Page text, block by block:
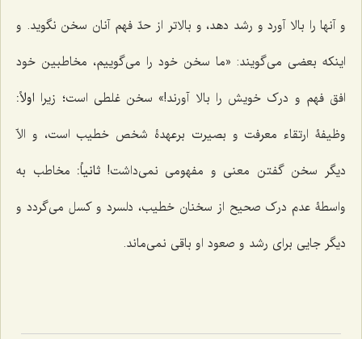
و آنها را بالا آورد و رشد دهد، و بالاتر از حدّ فهم آنان سخن نگوید. و
اینکه بعضی می‌گویند: «ما سخن خود را می‌گوییم، مخاطبین خود
افق فهم و درک خویش را بالا آورند!» سخن غلطی است؛ زیرا اولاً:
وظیفۀ ارتقاء معرفت و بصیرت برعهدۀ شخص خطیب است، و الاّ
دیگر سخن گفتن معنی و مفهومی نمی‌داشت! ثانیاً: مخاطب به
واسطۀ عدم درک صحیح از سخنان خطیب، دلسرد و کسل می‌گردد و
دیگر جایی برای رشد و صعود او باقی نمی‌ماند.